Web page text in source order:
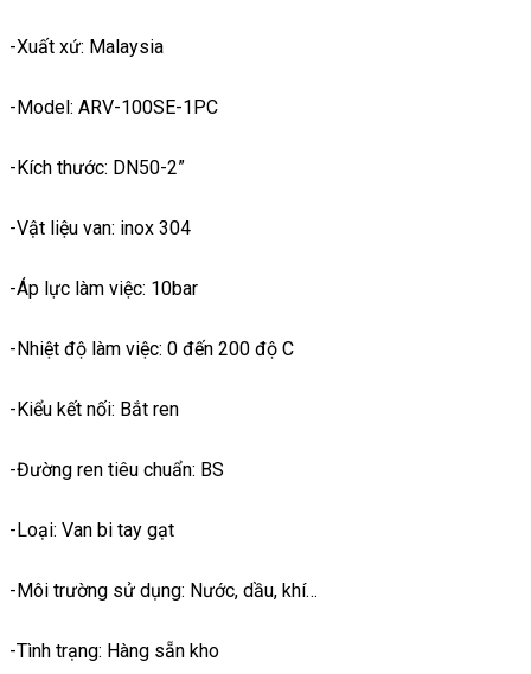
-Xuất xứ: Malaysia
-Model: ARV-100SE-1PC
-Kích thước: DN50-2”
-Vật liệu van: inox 304
-Áp lực làm việc: 10bar
-Nhiệt độ làm việc: 0 đến 200 độ C
-Kiểu kết nối: Bắt ren
-Đường ren tiêu chuẩn: BS
-Loại: Van bi tay gạt
-Môi trường sử dụng: Nước, dầu, khí…
-Tình trạng: Hàng sẵn kho